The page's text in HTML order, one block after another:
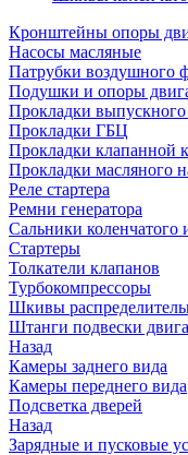
Кронштейны опоры
Насосы масляные
Патрубки воздушного
Подушки и опоры
Прокладки выпускного
Прокладки ГБЦ
Прокладки клапанной
Прокладки масляного
Реле стартера
Ремни генератора
Сальники коленчатого
Стартеры
Толкатели клапанов
Турбокомпрессоры
Шкивы
Штанги подвески
Назад
Камеры заднего вида
Камеры переднего вида
Подсветка дверей
Назад
Зарядные и пусковые